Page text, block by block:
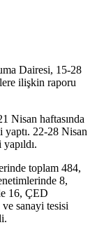
Dairesi, 15-28
ilişkin raporu
Nisan haftasında
yaptı. 22-28 Nisan
toplam 484,
8,
16, ÇED
sanayi tesisi